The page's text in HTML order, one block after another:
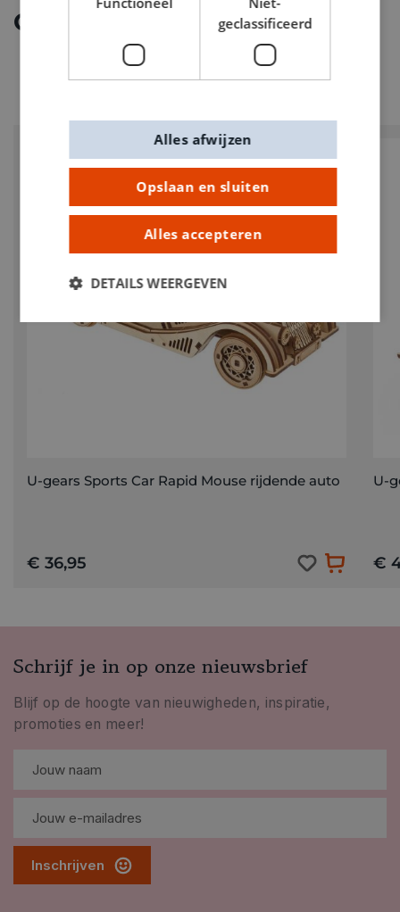
Ontdek meer
U-gears Sports Car Rapid Mouse rijdende auto
€ 36,95
U-
€
Schrijf je in op onze nieuwsbrief
Blijf op de hoogte van nieuwigheden, inspiratie,
promoties en meer!
Inschrijven
geclassificeerd
Opslaan en sluiten
Alles accepteren
Alles afwijzen
DETAILS WEERGEVEN